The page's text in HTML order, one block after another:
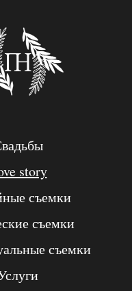
story
съемки
съемки
съемки